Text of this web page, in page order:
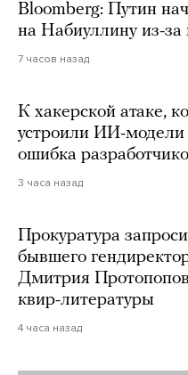
Bloomberg: Путин
на Набиуллину из-за
7 часов назад
К хакерской атаке,
устроили ИИ-
ошибка
3 часа назад
Прокуратура
бывшего
Дмитрия
квир-литературы
4 часа назад